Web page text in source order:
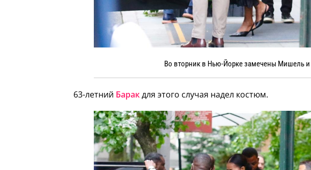
Во вторник в Нью-Йорке замечены Мишель и
63-летний Баракдля этого случая надел костюм.